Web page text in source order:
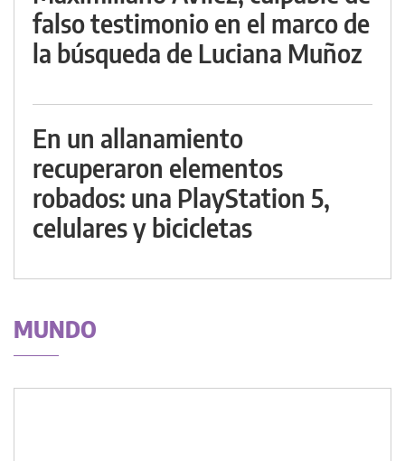
falso testimonio en el marco de
la búsqueda de Luciana Muñoz
En un allanamiento
recuperaron elementos
robados: una PlayStation 5,
celulares y bicicletas
MUNDO